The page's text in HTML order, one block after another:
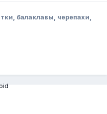
балаклавы, черепахи,